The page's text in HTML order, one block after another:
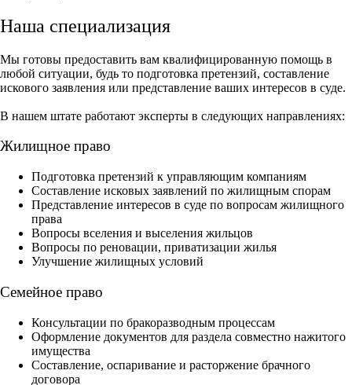
Наша специализация
Мы готовы предоставить вам квалифицированную помощь в
любой ситуации, будь то подготовка претензий, составление
искового заявления или представление ваших интересов в суде.
В нашем штате работают эксперты в следующих направлениях:
Жилищное право
Подготовка претензий к управляющим компаниям
Составление исковых заявлений по жилищным спорам
Представление интересов в суде по вопросам жилищного
права
Вопросы вселения и выселения жильцов
Вопросы по реновации, приватизации жилья
Улучшение жилищных условий
Семейное право
Консультации по бракоразводным процессам
Оформление документов для раздела совместно нажитого
имущества
Составление, оспаривание и расторжение брачного
договора